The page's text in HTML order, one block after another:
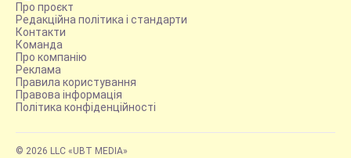
Про проєкт
Редакційна політика і стандарти
Контакти
Команда
Про компанію
Реклама
Правила користування
Правова інформація
Політика конфіденційності
© 2026 LLC «UBT MEDIA»